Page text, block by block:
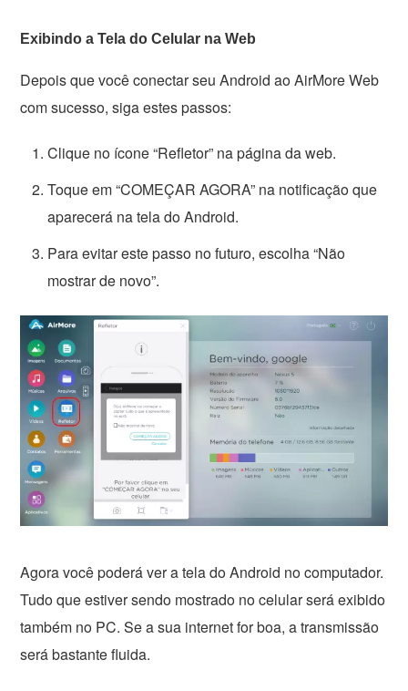
Exibindo a Tela do Celular na Web
Depois que você conectar seu Android ao AirMore Web
com sucesso, siga estes passos:
Clique no ícone “Refletor” na página da web.
Toque em “COMEÇAR AGORA” na notificação que
aparecerá na tela do Android.
Para evitar este passo no futuro, escolha “Não
mostrar de novo”.
Agora você poderá ver a tela do Android no computador.
Tudo que estiver sendo mostrado no celular será exibido
também no PC. Se a sua internet for boa, a transmissão
será bastante fluida.